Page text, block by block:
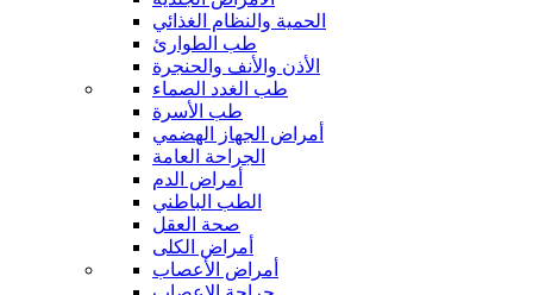
الحمية والنظام الغذائي
طب الطوارئ
الأذن والأنف والحنجرة
طب الغدد الصماء
طب الأسرة
أمراض الجهاز الهضمي
الجراحة العامة
أمراض الدم
الطب الباطني
صحة العقل
أمراض الكلى
أمراض الأعصاب